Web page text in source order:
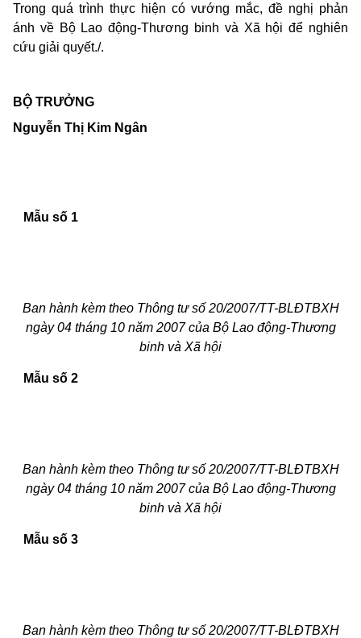
Trong quá trình thực hiện có vướng mắc, đề nghị phản
ánh về Bộ Lao động-Thương binh và Xã hội để nghiên
cứu giải quyết./.
BỘ TRƯỞNG
Nguyễn Thị Kim Ngân
Mẫu số 1
Ban hành kèm theo Thông tư số 20/2007/TT-BLĐTBXH
ngày 04 tháng 10 năm 2007 của Bộ Lao động-Thương
binh và Xã hội
Mẫu số 2
Ban hành kèm theo Thông tư số 20/2007/TT-BLĐTBXH
ngày 04 tháng 10 năm 2007 của Bộ Lao động-Thương
binh và Xã hội
Mẫu số 3
Ban hành kèm theo Thông tư số 20/2007/TT-BLĐTBXH